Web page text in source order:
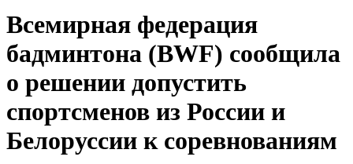
Всемирная федерация
бадминтона (BWF) сообщила
о решении допустить
спортсменов из России и
Белоруссии к соревнованиям